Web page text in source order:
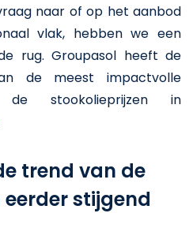
naar of op het aanbod
vlak, hebben we een
rug. Groupasol heeft de
de meest impactvolle
de stookolieprijzen in
trend van de
stijgend